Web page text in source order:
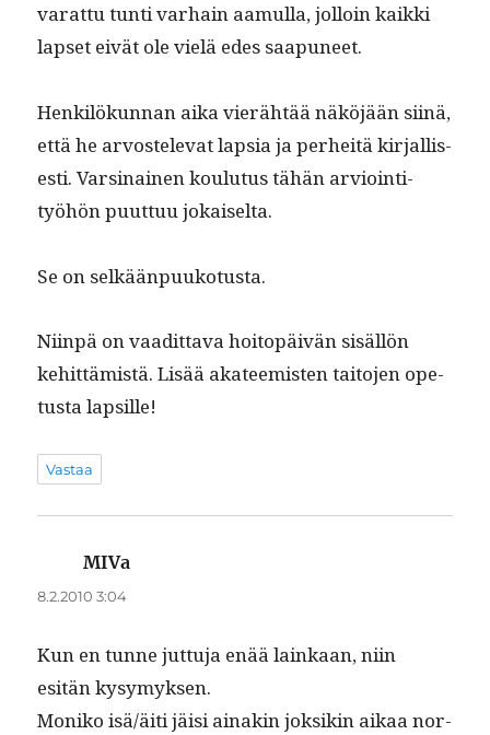
varat­tu tun­ti varhain aamul­la, jol­loin kaik­ki
lapset eivät ole vielä edes saapuneet.
Henkilökun­nan aika vierähtää näköjään siinä,
että he arvostel­e­vat lap­sia ja per­heitä kir­jal­lis­
es­ti. Varsi­nainen koulu­tus tähän arvioin­ti­
työhön puut­tuu jokaiselta.
Se on selkäänpuukotusta.
Niin­pä on vaa­dit­ta­va hoitopäivän sisäl­lön
kehit­tämistä. Lisää aka­teemis­ten taito­jen ope­
tus­ta lapsille!
Vastaa
MIVa
8.2.2010 3:04
Kun en tunne jut­tu­ja enää lainkaan, niin
esitän kysymyksen.
Moniko isä/äiti jäisi ainakin jok­sikin aikaa nor­